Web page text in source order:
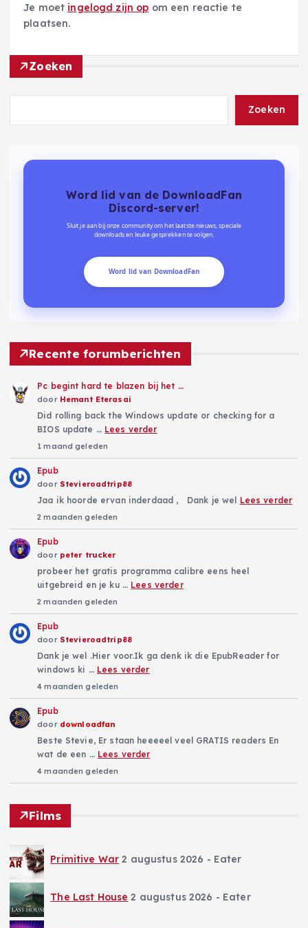
Je moet ingelogd zijn op om een reactie te
plaatsen.
Zoeken
Zoeken
Word lid van de DownloadFan
Discord-server!
Sluit je aan bij onze community om het laatste nieuws, speciale
downloads en leuke gesprekken te volgen.
Word lid van DownloadFan
Recente forumberichten
Pc begint hard te blazen bij het …
door Hemant Eterasai
Did rolling back the Windows update or checking for a
BIOS update … Lees verder
1 maand geleden
Epub
door Stevieroadtrip88
Jaa ik hoorde ervan inderdaad , Dank je wel Lees verder
2 maanden geleden
Epub
door peter trucker
probeer het gratis programma calibre eens heel
uitgebreid en je ku … Lees verder
2 maanden geleden
Epub
door Stevieroadtrip88
Dank je wel .Hier voor.Ik ga denk ik die EpubReader for
windows ki … Lees verder
4 maanden geleden
Epub
door downloadfan
Beste Stevie, Er staan heeeeel veel GRATIS readers En
wat de een … Lees verder
4 maanden geleden
Films
Primitive War 2 augustus 2026 - Eater
The Last House 2 augustus 2026 - Eater